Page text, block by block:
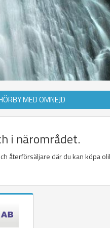
MED OMNEJD
i närområdet.
återförsäljare där du kan köpa